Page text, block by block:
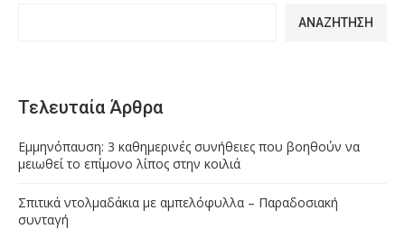
ΑΝΑΖΉΤΗΣΗ
Τελευταία Άρθρα
Εμμηνόπαυση: 3 καθημερινές συνήθειες που βοηθούν να
μειωθεί το επίμονο λίπος στην κοιλιά
Σπιτικά ντολμαδάκια με αμπελόφυλλα – Παραδοσιακή
συνταγή